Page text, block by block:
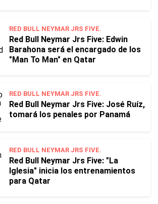
RED BULL NEYMAR JRS FIVE.
Red Bull Neymar Jrs Five: Edwin
Barahona será el encargado de los
"Man To Man" en Qatar
RED BULL NEYMAR JRS FIVE.
Red Bull Neymar Jrs Five: José Ruíz,
tomará los penales por Panamá
RED BULL NEYMAR JRS FIVE.
Red Bull Neymar Jrs Five: "La
Iglesia" inicia los entrenamientos
para Qatar